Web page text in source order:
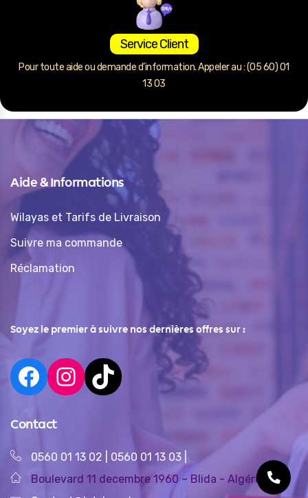
Service Client
Pour toute aide ou demande d’information. Appeler au : (05 60) 01
13 03
Aide & Informations
Wilayas et Tarifs de Livraison
Suivre ma commande
Réclamation
Soyez le premier à suivre nos dernières offres sur :
Contact
0560 01 13 02 0560 01 13 03
Boulevard 11 decembre 1960 – Blida - Algérie